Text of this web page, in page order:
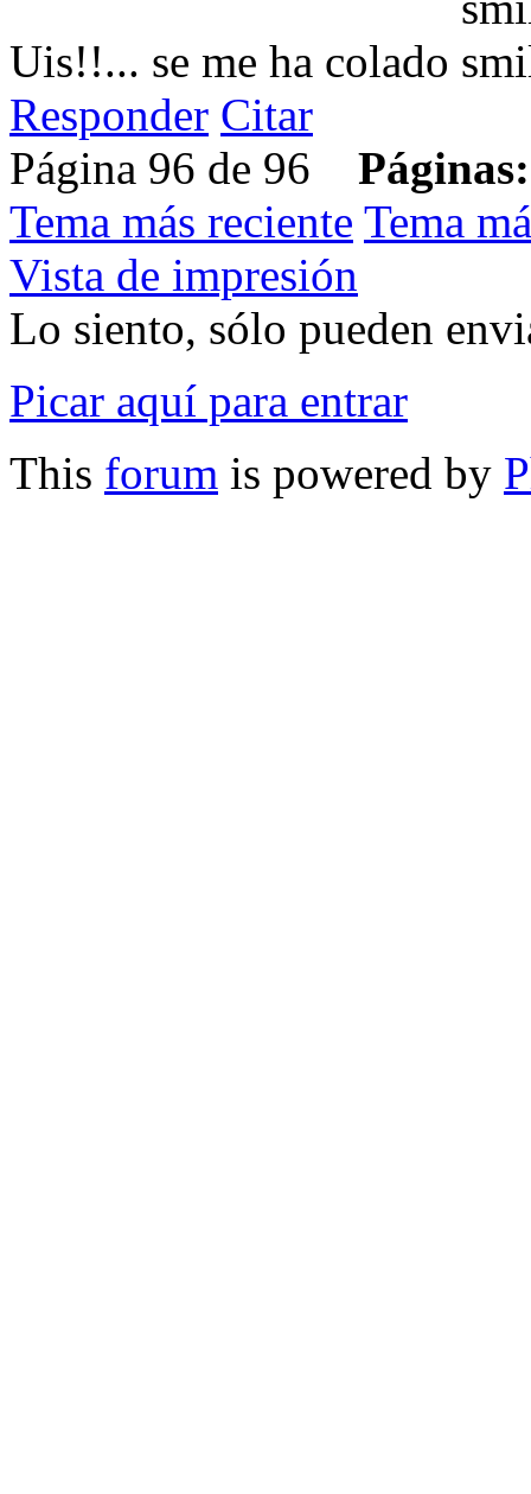
Uis!!... se me ha colado
Responder Citar
Página 96 de 96 Páginas:
Tema más reciente Tema
Vista de impresión
Lo siento, sólo pueden
Picar aquí para entrar
This forum is powered by